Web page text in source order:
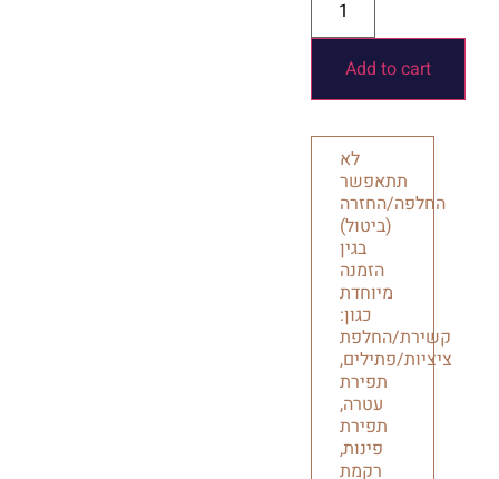
Add to cart
לא
תתאפשר
החלפה/החזרה
(ביטול)
בגין
הזמנה
מיוחדת
כגון:
קשירת/החלפת
ציציות/פתילים,
תפירת
עטרה,
תפירת
פינות,
רקמת